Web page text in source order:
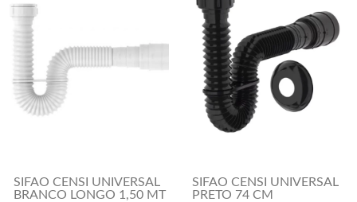
SIFAO CENSI UNIVERSAL
BRANCO LONGO 1,50 MT
SIFAO CENSI UNIVERSAL
PRETO 74 CM